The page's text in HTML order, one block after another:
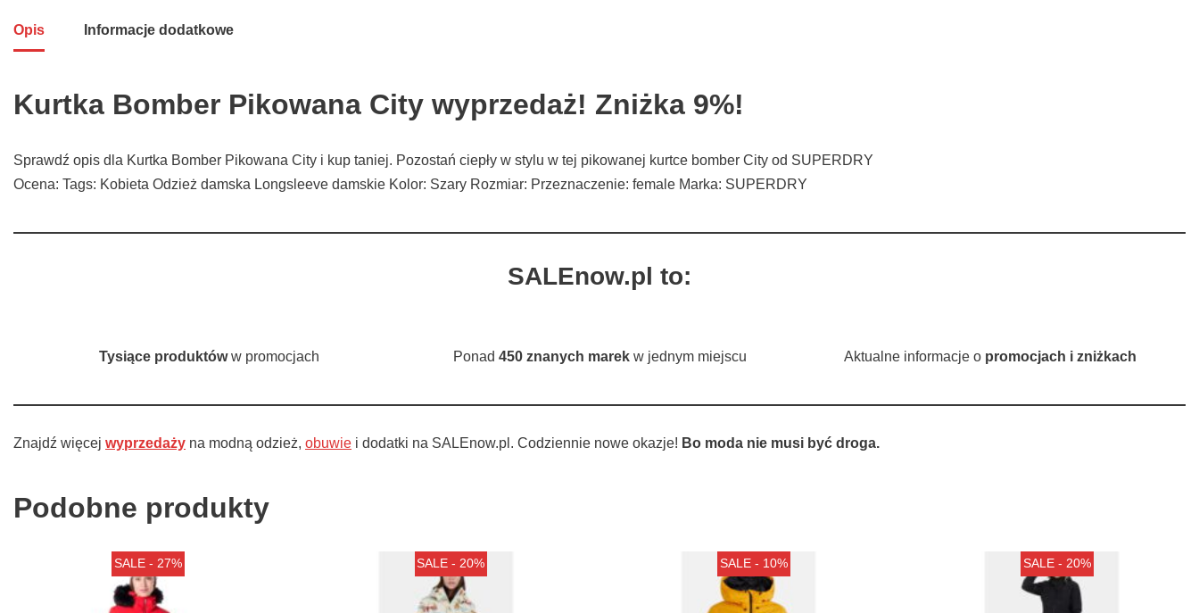
Opis Informacje dodatkowe
Kurtka Bomber Pikowana City wyprzedaż! Zniżka 9%!
Sprawdź opis dla Kurtka Bomber Pikowana City i kup taniej. Pozostań ciepły w stylu w tej pikowanej kurtce bomber City od SUPERDRY
Ocena: Tags: Kobieta Odzież damska Longsleeve damskie Kolor: Szary Rozmiar: Przeznaczenie: female Marka: SUPERDRY
SALEnow.pl to:
Tysiące produktóww promocjach Ponad 450 znanych marekw jednym miejscu Aktualne informacje o promocjach i zniżkach
Znajdź więcej wyprzedaży na modną odzież, obuwie i dodatki na SALEnow.pl. Codziennie nowe okazje! Bo moda nie musi być droga.
Podobne produkty
SALE - 27% SALE - 20% SALE - 10% SALE - 20%